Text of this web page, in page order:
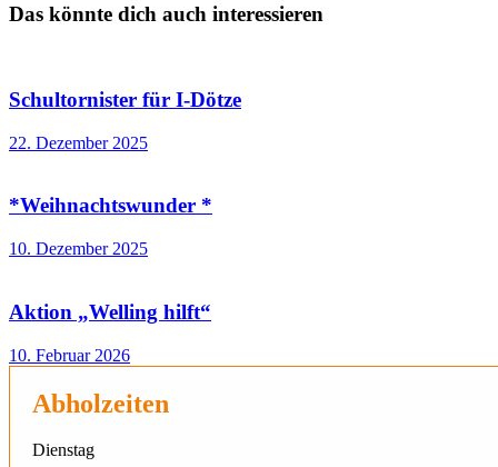
Das könnte dich auch interessieren
Schultornister für I-Dötze
22. Dezember 2025
*Weihnachtswunder *
10. Dezember 2025
Aktion „Welling hilft“
10. Februar 2026
Abholzeiten
Dienstag